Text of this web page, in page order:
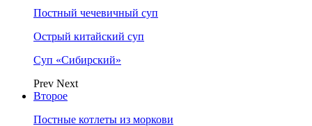
Постный чечевичный суп
Острый китайский суп
Суп «Сибирский»
Prev Next
Второе
Постные котлеты из моркови